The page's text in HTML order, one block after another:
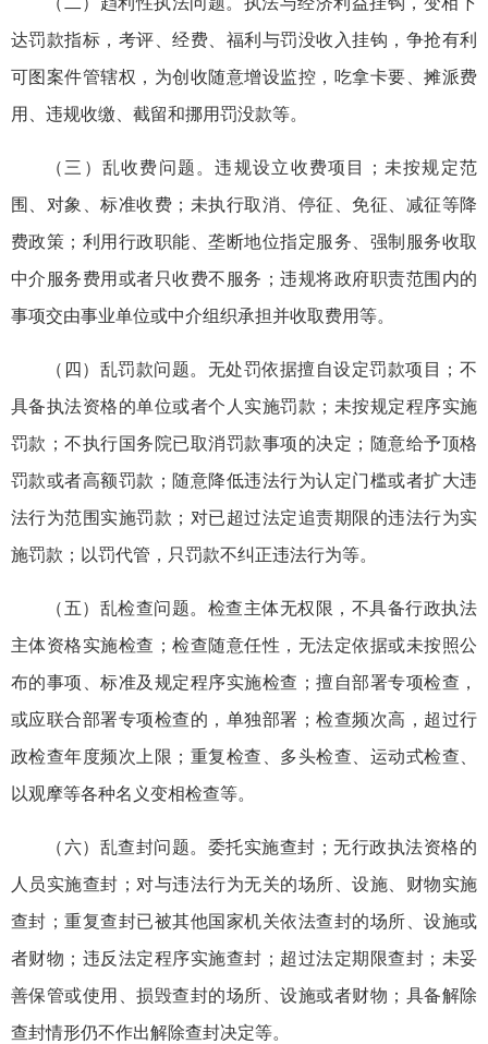
达罚款指标，考评、经费、福利与罚没收入挂钩，争抢有利
可图案件管辖权，为创收随意增设监控，吃拿卡要、摊派费
用、违规收缴、截留和挪用罚没款等。
（三）乱收费问题。违规设立收费项目；未按规定范
围、对象、标准收费；未执行取消、停征、免征、减征等降
费政策；利用行政职能、垄断地位指定服务、强制服务收取
中介服务费用或者只收费不服务；违规将政府职责范围内的
事项交由事业单位或中介组织承担并收取费用等。
（四）乱罚款问题。无处罚依据擅自设定罚款项目；不
具备执法资格的单位或者个人实施罚款；未按规定程序实施
罚款；不执行国务院已取消罚款事项的决定；随意给予顶格
罚款或者高额罚款；随意降低违法行为认定门槛或者扩大违
法行为范围实施罚款；对已超过法定追责期限的违法行为实
施罚款；以罚代管，只罚款不纠正违法行为等。
（五）乱检查问题。检查主体无权限，不具备行政执法
主体资格实施检查；检查随意任性，无法定依据或未按照公
布的事项、标准及规定程序实施检查；擅自部署专项检查，
或应联合部署专项检查的，单独部署；检查频次高，超过行
政检查年度频次上限；重复检查、多头检查、运动式检查、
以观摩等各种名义变相检查等。
（六）乱查封问题。委托实施查封；无行政执法资格的
人员实施查封；对与违法行为无关的场所、设施、财物实施
查封；重复查封已被其他国家机关依法查封的场所、设施或
者财物；违反法定程序实施查封；超过法定期限查封；未妥
善保管或使用、损毁查封的场所、设施或者财物；具备解除
查封情形仍不作出解除查封决定等。